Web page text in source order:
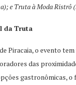
e Truta à Moda Ristrô
da Truta
Piracaia, o evento
das
gastronômicas,